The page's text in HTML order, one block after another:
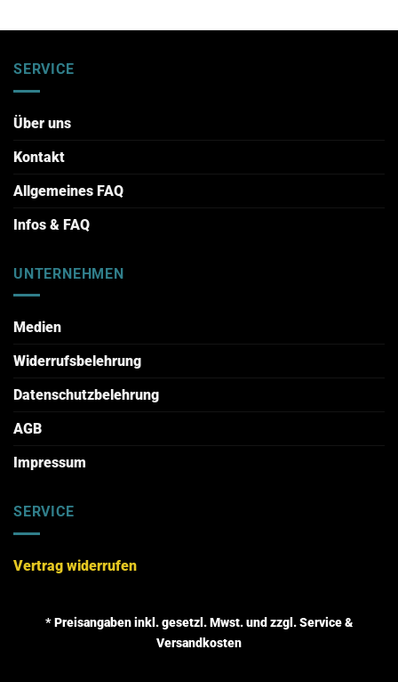
SERVICE
Über uns
Kontakt
Allgemeines FAQ
Infos & FAQ
UNTERNEHMEN
Medien
Widerrufsbelehrung
Datenschutzbelehrung
AGB
Impressum
SERVICE
Vertrag widerrufen
* Preisangaben inkl. gesetzl. Mwst. und zzgl. Service &
Versandkosten